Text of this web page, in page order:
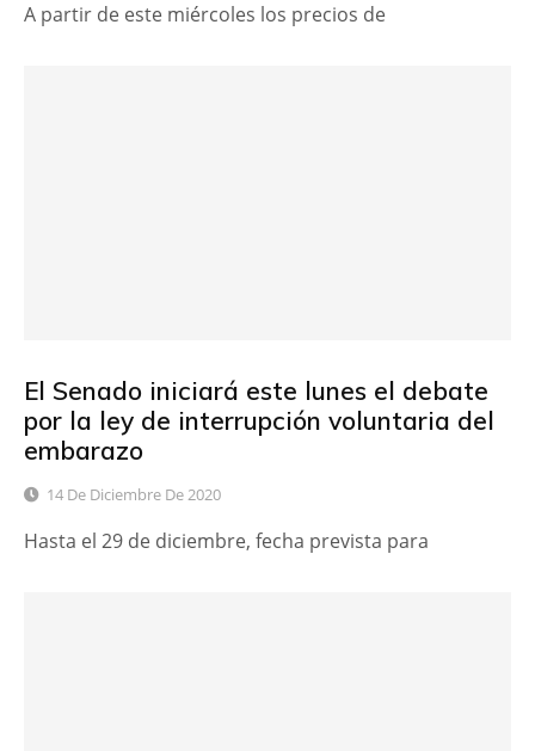
A partir de este miércoles los precios de
El Senado iniciará este lunes el debate
por la ley de interrupción voluntaria del
embarazo
14 De Diciembre De 2020
Hasta el 29 de diciembre, fecha prevista para